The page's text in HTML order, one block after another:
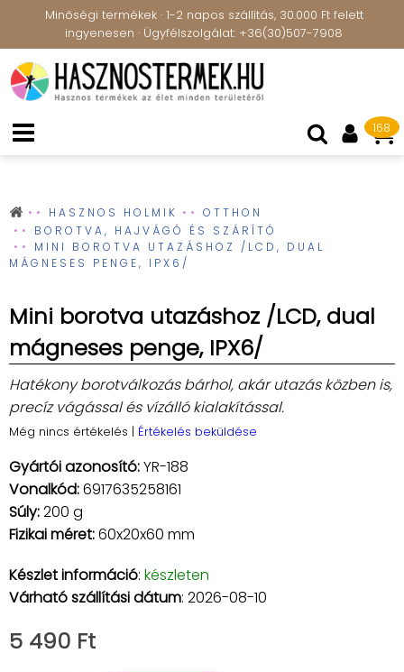
Minőségi termékek · 1-2 napos szállítás, 30.000 Ft felett
ingyenesen · Ügyfélszolgálat: +36(30)507-7908
168
HASZNOS HOLMIK
OTTHON
BOROTVA, HAJVÁGÓ ÉS SZÁRÍTÓ
MINI BOROTVA UTAZÁSHOZ /LCD, DUAL
MÁGNESES PENGE, IPX6/
Mini borotva utazáshoz /LCD, dual
mágneses penge, IPX6/
Hatékony borotválkozás bárhol, akár utazás közben is,
precíz vágással és vízálló kialakítással.
Még nincs értékelés | Értékelés beküldése
Gyártói azonosító:YR-188
Vonalkód:6917635258161
Súly:200 g
Fizikai méret:60x20x60 mm
Készlet információ: készleten
Várható szállítási dátum: 2026-08-10
5 490 Ft